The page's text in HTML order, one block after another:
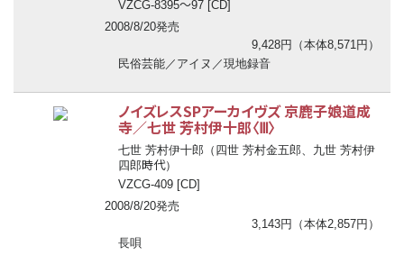
VZCG-8395〜97 [CD]
2008/8/20発売
9,428円（本体8,571円）
民俗芸能／アイヌ／現地録音
ノイズレスSPアーカイヴズ 京鹿子娘道成
寺／七世 芳村伊十郎〈Ⅲ〉
七世 芳村伊十郎（四世 芳村金五郎、九世 芳村伊
四郎時代）
VZCG-409 [CD]
2008/8/20発売
3,143円（本体2,857円）
長唄